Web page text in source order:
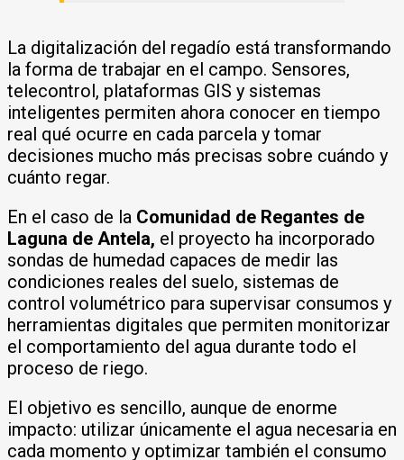
La digitalización del regadío está transformando
la forma de trabajar en el campo. Sensores,
telecontrol, plataformas GIS y sistemas
inteligentes permiten ahora conocer en tiempo
real qué ocurre en cada parcela y tomar
decisiones mucho más precisas sobre cuándo y
cuánto regar.
En el caso de la Comunidad de Regantes de
Laguna de Antela, el proyecto ha incorporado
sondas de humedad capaces de medir las
condiciones reales del suelo, sistemas de
control volumétrico para supervisar consumos y
herramientas digitales que permiten monitorizar
el comportamiento del agua durante todo el
proceso de riego.
El objetivo es sencillo, aunque de enorme
impacto: utilizar únicamente el agua necesaria en
cada momento y optimizar también el consumo